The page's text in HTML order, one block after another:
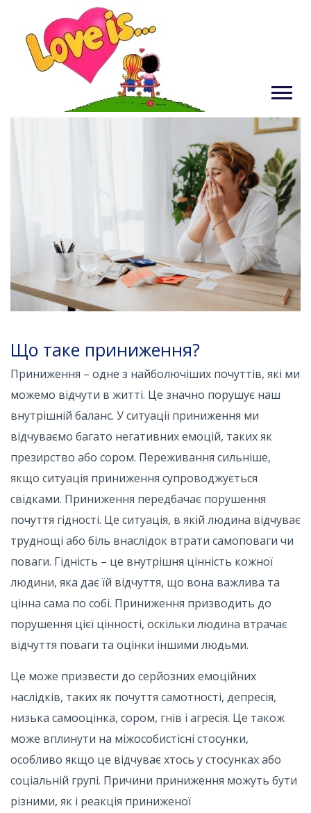
Що таке приниження?
Приниження – одне з найболючіших почуттів, які ми
можемо відчути в житті. Це значно порушує наш
внутрішній баланс. У ситуації приниження ми
відчуваємо багато негативних емоцій, таких як
презирство або сором. Переживання сильніше,
якщо ситуація приниження супроводжується
свідками. Приниження передбачає порушення
почуття гідності. Це ситуація, в якій людина відчуває
труднощі або біль внаслідок втрати самоповаги чи
поваги. Гідність – це внутрішня цінність кожної
людини, яка дає їй відчуття, що вона важлива та
цінна сама по собі. Приниження призводить до
порушення цієї цінності, оскільки людина втрачає
відчуття поваги та оцінки іншими людьми.
Це може призвести до серйозних емоційних
наслідків, таких як почуття самотності, депресія,
низька самооцінка, сором, гнів і агресія. Це також
може вплинути на міжособистісні стосунки,
особливо якщо це відчуває хтось у стосунках або
соціальній групі. Причини приниження можуть бути
різними, як і реакція приниженої